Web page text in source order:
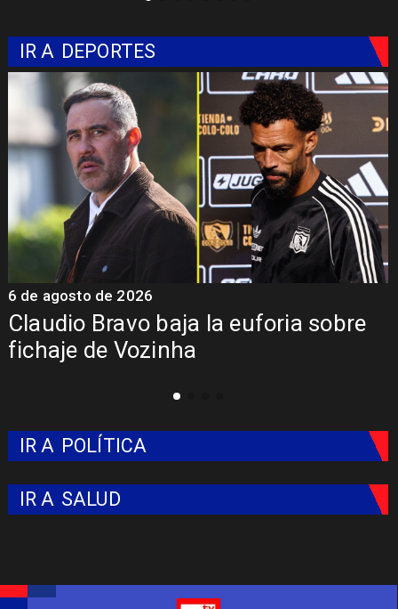
IR A DEPORTES
Claudio Bravo baja la euforia sobre
fichaje de Vozinha
6 de agosto de 2026
IR A POLÍTICA
IR A SALUD